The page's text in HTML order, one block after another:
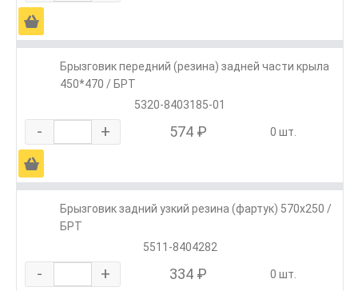
Ä
Брызговик передний (резина) задней части крыла
450*470 / БРТ
5320-8403185-01
- + 574 ₽ 0 шт.
Ä
Брызговик задний узкий резина (фартук) 570х250 /
БРТ
5511-8404282
- + 334 ₽ 0 шт.